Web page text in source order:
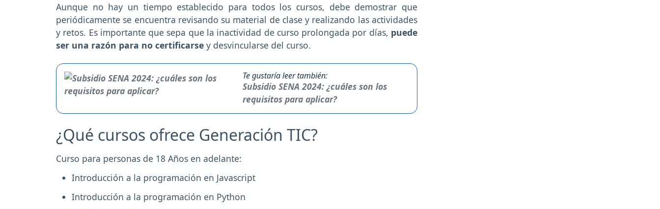
Aunque no hay un tiempo establecido para todos los cursos, debe demostrar que
periódicamente se encuentra revisando su material de clase y realizando las actividades
y retos. Es importante que sepa que la inactividad de curso prolongada por días, puede
ser una razón para no certificarse y desvincularse del curso.
Te gustaría leer también:
Subsidio SENA 2024: ¿cuáles son los
requisitos para aplicar?
¿Qué cursos ofrece Generación TIC?
Curso para personas de 18 Años en adelante:
Introducción a la programación en Javascript
Introducción a la programación en Python